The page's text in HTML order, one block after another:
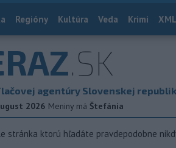
Regióny Kultúra Veda Krimi
.SK
agentúry Slovenskej
2026 Meniny má Štefánia
stránka ktorú hľadáte pravdepodobne